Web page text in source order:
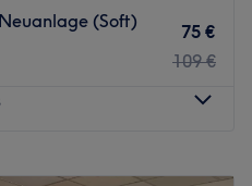
(Soft)
75 €
109 €